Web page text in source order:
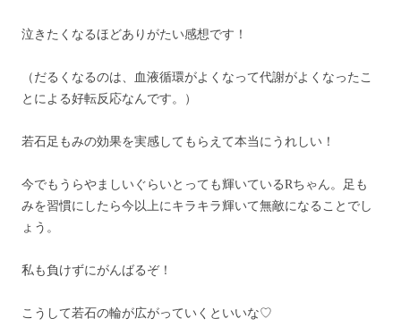
泣きたくなるほどありがたい感想です！
（だるくなるのは、血液循環がよくなって代謝がよくなったこ
とによる好転反応なんです。）
若石足もみの効果を実感してもらえて本当にうれしい！
今でもうらやましいぐらいとっても輝いているRちゃん。足も
みを習慣にしたら今以上にキラキラ輝いて無敵になることでし
ょう。
私も負けずにがんばるぞ！
こうして若石の輪が広がっていくといいな♡